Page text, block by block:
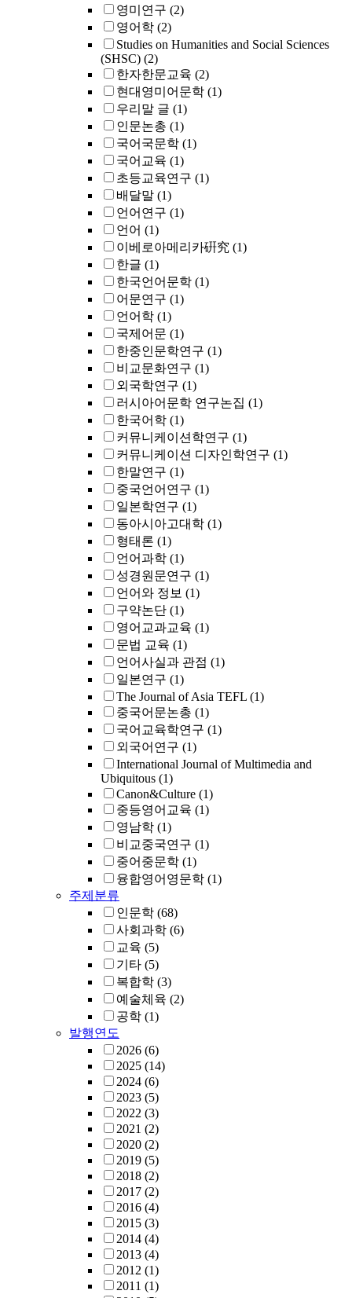
영미연구 (2)
영어학 (2)
Studies on Humanities and Social Sciences
(SHSC) (2)
한자한문교육 (2)
현대영미어문학 (1)
우리말 글 (1)
인문논총 (1)
국어국문학 (1)
국어교육 (1)
초등교육연구 (1)
배달말 (1)
언어연구 (1)
언어 (1)
이베로아메리카硏究 (1)
한글 (1)
한국언어문학 (1)
어문연구 (1)
언어학 (1)
국제어문 (1)
한중인문학연구 (1)
비교문화연구 (1)
외국학연구 (1)
러시아어문학 연구논집 (1)
한국어학 (1)
커뮤니케이션학연구 (1)
커뮤니케이션 디자인학연구 (1)
한말연구 (1)
중국언어연구 (1)
일본학연구 (1)
동아시아고대학 (1)
형태론 (1)
언어과학 (1)
성경원문연구 (1)
언어와 정보 (1)
구약논단 (1)
영어교과교육 (1)
문법 교육 (1)
언어사실과 관점 (1)
일본연구 (1)
The Journal of Asia TEFL (1)
중국어문논총 (1)
국어교육학연구 (1)
외국어연구 (1)
International Journal of Multimedia and
Ubiquitous (1)
Canon&Culture (1)
중등영어교육 (1)
영남학 (1)
비교중국연구 (1)
중어중문학 (1)
융합영어영문학 (1)
주제분류
인문학 (68)
사회과학 (6)
교육 (5)
기타 (5)
복합학 (3)
예술체육 (2)
공학 (1)
발행연도
2026 (6)
2025 (14)
2024 (6)
2023 (5)
2022 (3)
2021 (2)
2020 (2)
2019 (5)
2018 (2)
2017 (2)
2016 (4)
2015 (3)
2014 (4)
2013 (4)
2012 (1)
2011 (1)